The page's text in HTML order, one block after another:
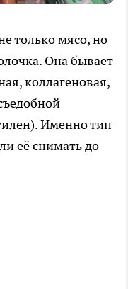
только мясо, но
Она бывает
коллагеновая,
Именно тип
её снимать до